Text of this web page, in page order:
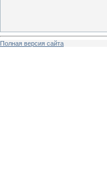
Полная версия сайта